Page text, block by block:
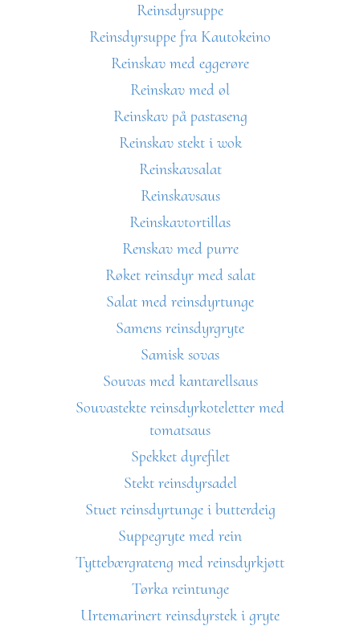
Reinsdyrsuppe
Reinsdyrsuppe fra Kautokeino
Reinskav med eggerøre
Reinskav med øl
Reinskav på pastaseng
Reinskav stekt i wok
Reinskavsalat
Reinskavsaus
Reinskavtortillas
Renskav med purre
Røket reinsdyr med salat
Salat med reinsdyrtunge
Samens reinsdyrgryte
Samisk sovas
Souvas med kantarellsaus
Souvastekte reinsdyrkoteletter med
tomatsaus
Spekket dyrefilet
Stekt reinsdyrsadel
Stuet reinsdyrtunge i butterdeig
Suppegryte med rein
Tyttebærgrateng med reinsdyrkjøtt
Tørka reintunge
Urtemarinert reinsdyrstek i gryte